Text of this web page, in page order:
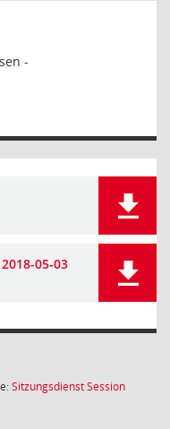
-
05-03
SitzungsdienstSession(Wird in